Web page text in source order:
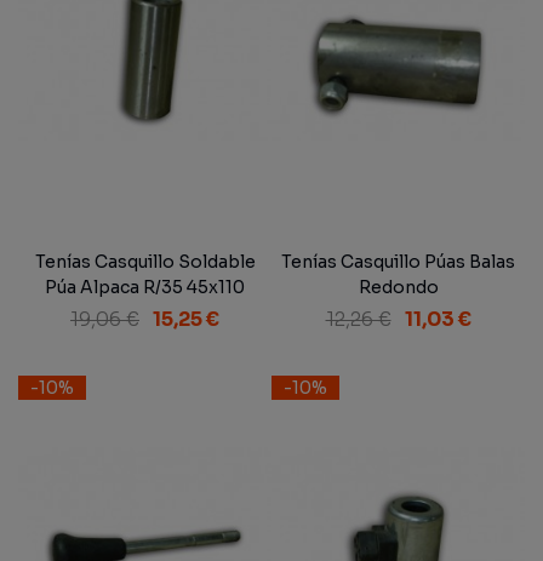
Tenías Casquillo Soldable
Púa Alpaca R/35 45x110
19,06 € 15,25 €
Tenías Casquillo Púas Balas
Redondo
12,26 € 11,03 €
-10% -10%